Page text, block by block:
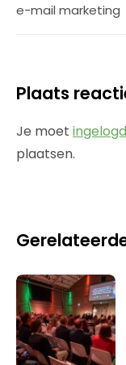
e-mail marketing
Plaats
Je moet
plaatsen.